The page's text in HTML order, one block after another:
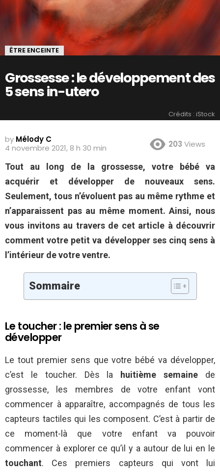
ÊTRE ENCEINTE
Grossesse : le développement des
5 sens in-utero
Crédits : iStock
by Mélody C
4 novembre 2021, 8 h 30 min
203 Views
Tout au long de la grossesse, votre bébé va
acquérir et développer de nouveaux sens.
Seulement, tous n’évoluent pas au même rythme et
n’apparaissent pas au même moment. Ainsi, nous
vous invitons au travers de cet article à découvrir
comment votre petit va développer ses cinq sens à
l’intérieur de votre ventre.
Sommaire
Le toucher : le premier sens à se
développer
Le tout premier sens que votre bébé va développer,
c’est le toucher. Dès la
huitième semaine de
grossesse, les membres de votre enfant vont
commencer à apparaître, accompagnés de tous les
capteurs tactiles qui les composent. C’est à partir de
ce moment-là que votre enfant va pouvoir
commencer à explorer ce qu’il y a autour de lui en le
touchant. Ces premiers capteurs qui vont lui